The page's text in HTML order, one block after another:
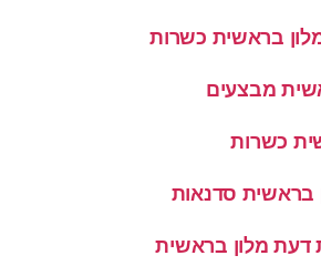
בראשית כשרות
מבצעים
כשרות
בראשית סדנאות
דעת מלון בראשית